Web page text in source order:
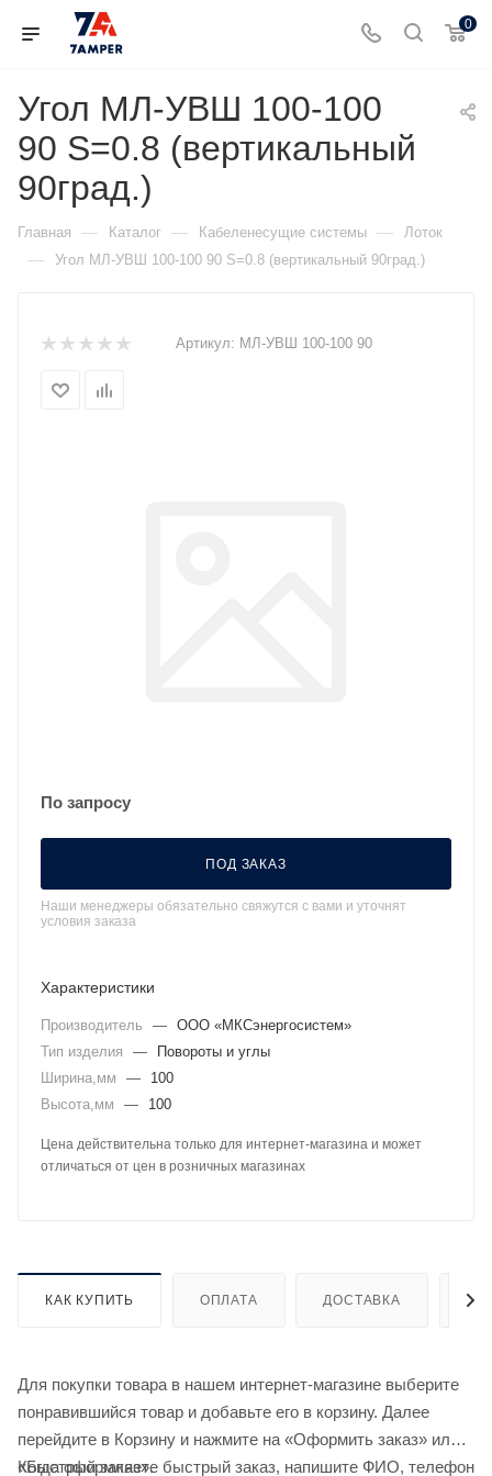
0
Угол МЛ-УВШ 100-100
90 S=0.8 (вертикальный
90град.)
Главная — Каталог — Кабеленесущие системы — Лоток
— Угол МЛ-УВШ 100-100 90 S=0.8 (вертикальный 90град.)
Артикул: МЛ-УВШ 100-100 90
По запросу
ПОД ЗАКАЗ
Наши менеджеры обязательно свяжутся с вами и уточнят
условия заказа
Характеристики
Производитель — ООО «МКСэнергосистем»
Тип изделия
—
Повороты и углы
Ширина,мм
—
100
Высота,мм
— 100
Цена действительна только для интернет-магазина и может
отличаться от цен в розничных магазинах
КАК КУПИТЬ ОПЛАТА ДОСТАВКА
Для покупки товара в нашем интернет-магазине выберите
понравившийся товар и добавьте его в корзину. Далее
перейдите в Корзину и нажмите на «Оформить заказ» или
«Быстрый заказ».
Когда оформляете быстрый заказ, напишите ФИО, телефон